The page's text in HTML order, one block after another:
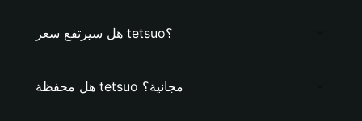
هل سيرتفع سعر tetsuo؟
هل محفظة tetsuo مجانية؟